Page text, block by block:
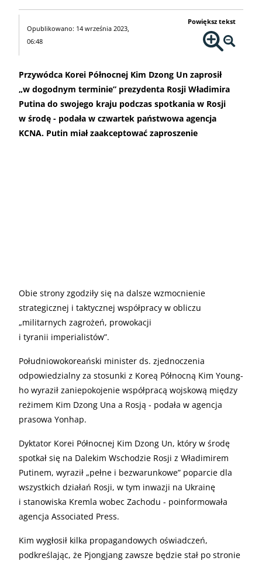
Opublikowano: 14 września 2023,
06:48
Powiększ tekst
Przywódca Korei Północnej Kim Dzong Un zaprosił
„w dogodnym terminie” prezydenta Rosji Władimira
Putina do swojego kraju podczas spotkania w Rosji
w środę - podała w czwartek państwowa agencja
KCNA. Putin miał zaakceptować zaproszenie
Obie strony zgodziły się na dalsze wzmocnienie
strategicznej i taktycznej współpracy w obliczu
„militarnych zagrożeń, prowokacji
i tyranii imperialistów”.
Południowokoreański minister ds. zjednoczenia
odpowiedzialny za stosunki z Koreą Północną Kim Young-
ho wyraził zaniepokojenie współpracą wojskową między
reżimem Kim Dzong Una a Rosją - podała w agencja
prasowa Yonhap.
Dyktator Korei Północnej Kim Dzong Un, który w środę
spotkał się na Dalekim Wschodzie Rosji z Władimirem
Putinem, wyraził „pełne i bezwarunkowe” poparcie dla
wszystkich działań Rosji, w tym inwazji na Ukrainę
i stanowiska Kremla wobec Zachodu - poinformowała
agencja Associated Press.
Kim wygłosił kilka propagandowych oświadczeń,
podkreślając, że Pjongjang zawsze będzie stał po stronie